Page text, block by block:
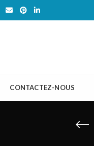
CONTACTEZ-NOUS